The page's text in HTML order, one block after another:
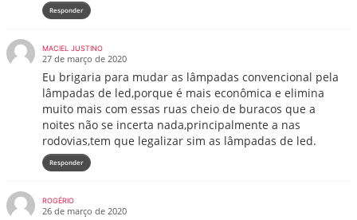
Responder
MACIEL JUSTINO
27 de março de 2020
Eu brigaria para mudar as lâmpadas convencional pela
lâmpadas de led,porque é mais econômica e elimina
muito mais com essas ruas cheio de buracos que a
noites não se incerta nada,principalmente a nas
rodovias,tem que legalizar sim as lâmpadas de led.
Responder
ROGÉRIO
26 de março de 2020